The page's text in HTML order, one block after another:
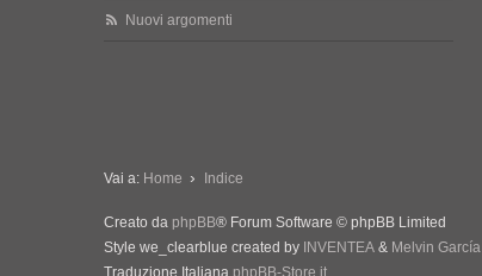
Nuovi argomenti
Vai a: Home Indice
Creato da phpBB® Forum Software © phpBB Limited
Style we_clearblue created by INVENTEA & Melvin García
Traduzione Italiana phpBB-Store.it